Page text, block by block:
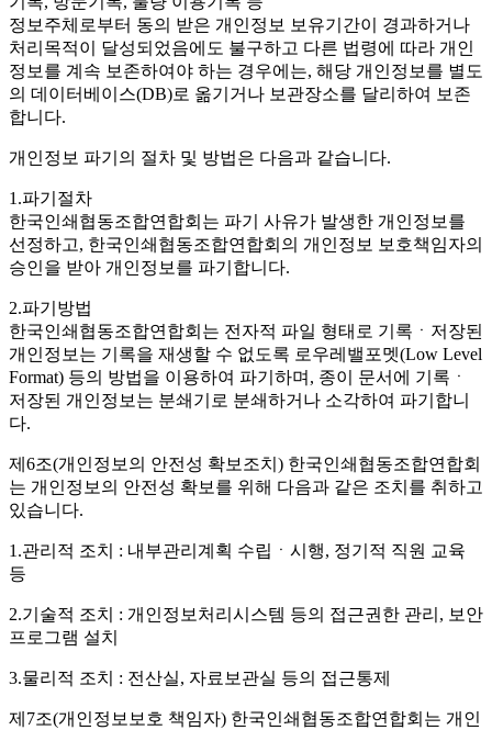
정보주체로부터 동의 받은 개인정보 보유기간이 경과하거나
처리목적이 달성되었음에도 불구하고 다른 법령에 따라 개인
정보를 계속 보존하여야 하는 경우에는, 해당 개인정보를 별도
의 데이터베이스(DB)로 옮기거나 보관장소를 달리하여 보존
합니다.
개인정보 파기의 절차 및 방법은 다음과 같습니다.
1.파기절차
한국인쇄협동조합연합회는 파기 사유가 발생한 개인정보를
선정하고, 한국인쇄협동조합연합회의 개인정보 보호책임자의
승인을 받아 개인정보를 파기합니다.
2.파기방법
한국인쇄협동조합연합회는 전자적 파일 형태로 기록ㆍ저장된
개인정보는 기록을 재생할 수 없도록 로우레밸포멧(Low Level
Format) 등의 방법을 이용하여 파기하며, 종이 문서에 기록ㆍ
저장된 개인정보는 분쇄기로 분쇄하거나 소각하여 파기합니
다.
제6조(개인정보의 안전성 확보조치) 한국인쇄협동조합연합회
는 개인정보의 안전성 확보를 위해 다음과 같은 조치를 취하고
있습니다.
1.관리적 조치 : 내부관리계획 수립ㆍ시행, 정기적 직원 교육
등
2.기술적 조치 : 개인정보처리시스템 등의 접근권한 관리, 보안
프로그램 설치
3.물리적 조치 : 전산실, 자료보관실 등의 접근통제
제7조(개인정보보호 책임자) 한국인쇄협동조합연합회는 개인